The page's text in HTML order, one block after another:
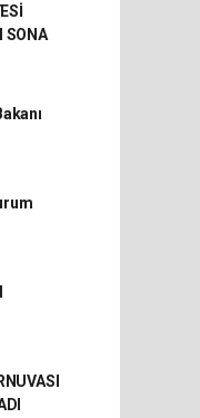
SONA